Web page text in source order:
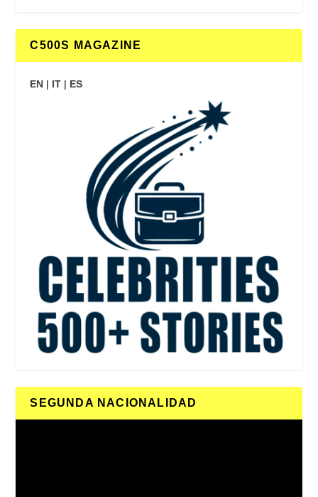
C500S MAGAZINE
EN | IT | ES
SEGUNDA NACIONALIDAD